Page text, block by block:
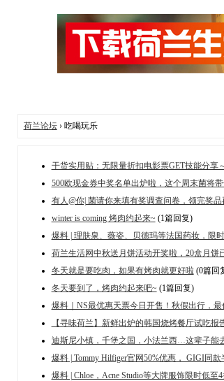
荷兰论坛› 吃喝玩乐
干货实用贴：无限量折扣电影票GET技能分享
500欧现金券中奖名单出炉啦，这个周末菌将
有人@你| 菌请你来填有奖调查问卷，领完奖品
winter is coming 烤肉约起来~ (1篇回复)
爆料 | 理肤泉、薇姿、贝德玛等法国药妆，限
荷兰生活网中秋送月饼活动开奖啦，20盒月
冬天就是要吃肉，如果有烤肉就更好啦(0篇回
冬天要到了，烤肉约起来吧~ (1篇回复)
爆料｜NS最优惠天票今日开售！秋假出行，最
【寻味荷兰】新鲜出炉的韩国烧烤餐厅试吃报
迪斯尼小镇，千堡之国，小法兰西…这辈子能
爆料 | Tommy Hilfiger官网50%优惠， GIGI同款
爆料 | Chloe，Acne Studio等大牌服饰限时低至